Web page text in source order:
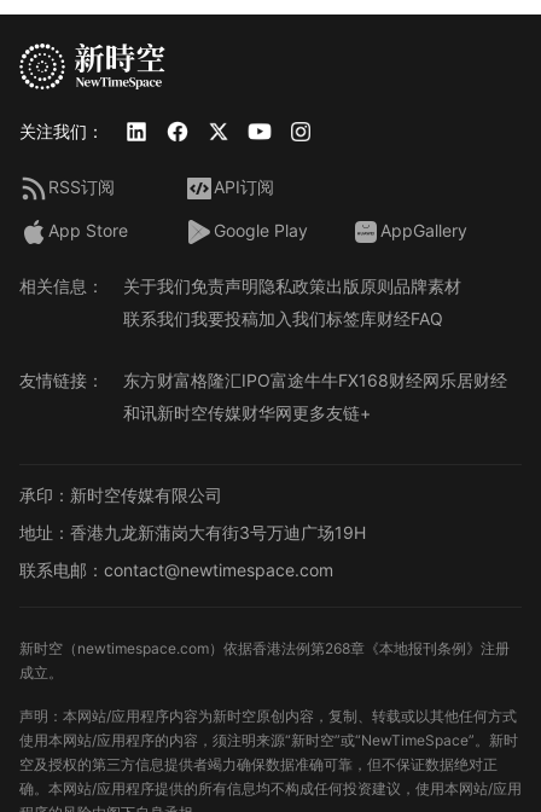
关注我们：
RSS订阅 API订阅
App Store Google Play AppGallery
相关信息： 关于我们免责声明隐私政策出版原则品牌素材
联系我们我要投稿加入我们标签库财经FAQ
友情链接： 东方财富格隆汇IPO富途牛牛FX168财经网乐居财经
和讯新时空传媒财华网更多友链+
承印：新时空传媒有限公司
地址：香港九龙新蒲岗大有街3号万迪广场19H
联系电邮：contact@newtimespace.com
新时空（ newtimespace.com）依据香港法例第268章《本地报刊条例》注册
成立。
声明：本网站/应用程序内容为新时空原创内容，复制、转载或以其他任何方式
使用本网站/应用程序的内容，须注明来源“新时空”或“NewTimeSpace”。新时
空及授权的第三方信息提供者竭力确保数据准确可靠，但不保证数据绝对正
确。本网站/应用程序提供的所有信息均不构成任何投资建议，使用本网站/应用